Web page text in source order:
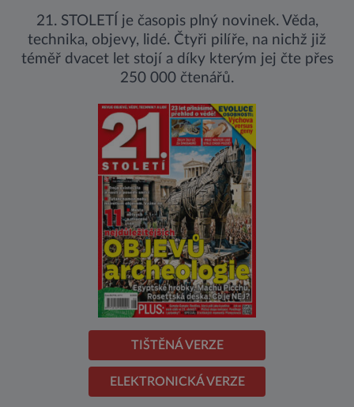
21. STOLETÍ je časopis plný novinek. Věda,
technika, objevy, lidé. Čtyři pilíře, na nichž již
téměř dvacet let stojí a díky kterým jej čte přes
250 000 čtenářů.
TIŠTĚNÁ VERZE
ELEKTRONICKÁ VERZE